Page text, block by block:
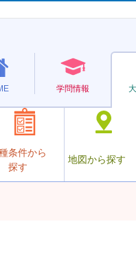
学問情報
条件から
探す
地図から探す